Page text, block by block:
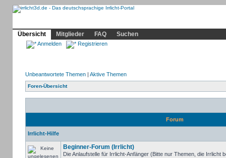
Übersicht
Mitglieder FAQ Suchen
Anmelden Registrieren
Unbeantwortete Themen| Aktive Themen
Foren-Übersicht
Forum
Irrlicht-Hilfe
Beginner-Forum (Irrlicht)
Die Anlaufstelle für Irrlicht-Anfänger (Bitte nur Themen, die Irrlicht